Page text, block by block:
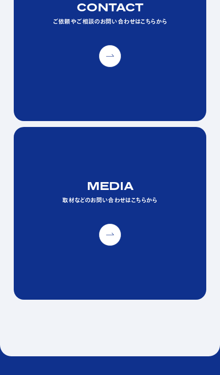
CONTACT
ご依頼やご相談のお問い合わせはこちらから
CONTACT
ご依頼やご相談のお問い合わせはこちらから
CONTACT
ご依頼やご相談のお問い合わせはこちらから
MEDIA
取材などのお問い合わせはこちらから
MEDIA
取材などのお問い合わせはこちらから
MEDIA
取材などのお問い合わせはこちらから